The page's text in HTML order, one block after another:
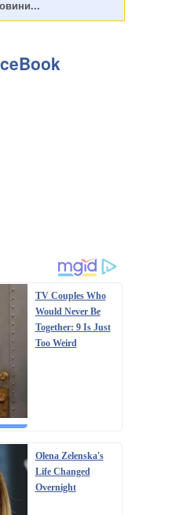
TV Couples Who
Would Never Be
Together: 9 Is Just
Too Weird
Olena Zelenska's
Life Changed
Overnight